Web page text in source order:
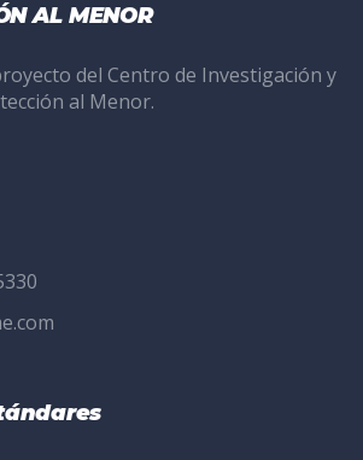
AL MENOR
del Centro de Investigación y
al Menor.